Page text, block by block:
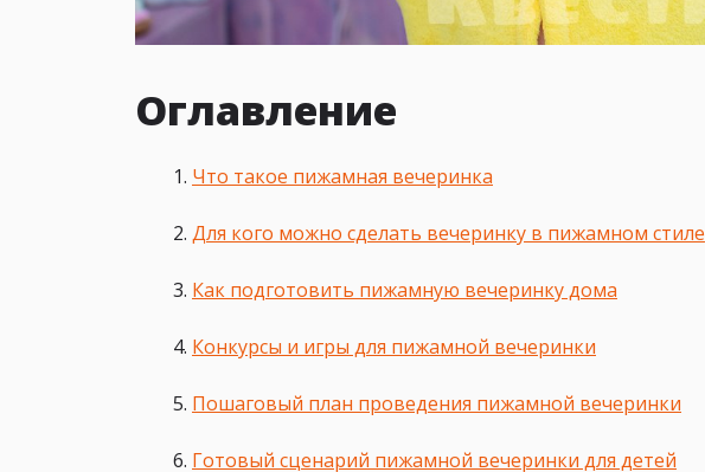
Оглавление
Что такое пижамная вечеринка
Для кого можно сделать вечеринку в пижамном стиле
Как подготовить пижамную вечеринку дома
Конкурсы и игры для пижамной вечеринки
Пошаговый план проведения пижамной вечеринки
Готовый сценарий пижамной вечеринки для детей